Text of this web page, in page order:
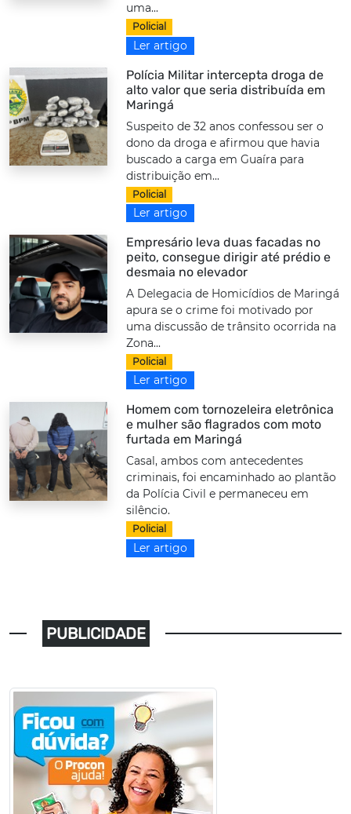
uma...
Policial
Ler artigo
Polícia Militar intercepta droga de
alto valor que seria distribuída em
Maringá
Suspeito de 32 anos confessou ser o
dono da droga e afirmou que havia
buscado a carga em Guaíra para
distribuição em...
Policial
Ler artigo
Empresário leva duas facadas no
peito, consegue dirigir até prédio e
desmaia no elevador
A Delegacia de Homicídios de Maringá
apura se o crime foi motivado por
uma discussão de trânsito ocorrida na
Zona...
Policial
Ler artigo
Homem com tornozeleira eletrônica
e mulher são flagrados com moto
furtada em Maringá
Casal, ambos com antecedentes
criminais, foi encaminhado ao plantão
da Polícia Civil e permaneceu em
silêncio.
Policial
Ler artigo
PUBLICIDADE